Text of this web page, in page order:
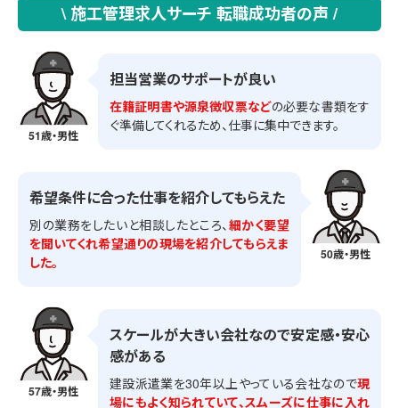
\ 施工管理求人サーチ 転職成功者の声 /
51歳・男性
担当営業のサポートが良い
在籍証明書や源泉徴収票などの必要な書類をす
ぐ準備してくれるため、仕事に集中できます。
50歳・男性
希望条件に合った仕事を紹介してもらえた
別の業務をしたいと相談したところ、 細かく要望
を聞いてくれ希望通りの現場を紹介してもらえま
した。
57歳・男性
スケールが大きい会社なので安定感・安心
感がある
建設派遣業を30年以上やっている会社なので現
場にもよく知られていて、スムーズに仕事に入れ